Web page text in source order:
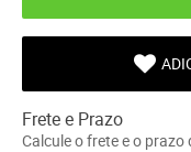
Frete e Prazo
Calcule o frete e o